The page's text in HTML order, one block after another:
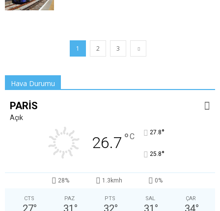
1 2 3
Hava Durumu
PARIS
Açık
26.7 °C 27.8°
25.8°
28% 1.3kmh 0%
CTS
27°
PAZ
31 °
PTS
32°
SAL
31 °
ÇAR
34°